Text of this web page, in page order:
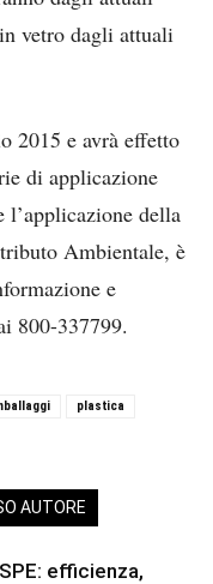
vetro dagli attuali
2015 e avrà effetto
di applicazione
della
Ambientale, è
e
800-337799.
plastica
AUTORE
efficienza,